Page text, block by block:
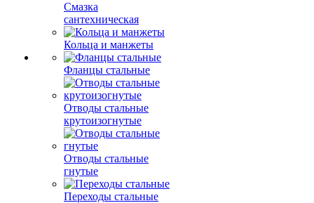
Смазка
сантехническая
Кольца и манжеты
Фланцы стальные
Отводы стальные
крутоизогнутые
Отводы стальные
гнутые
Переходы стальные